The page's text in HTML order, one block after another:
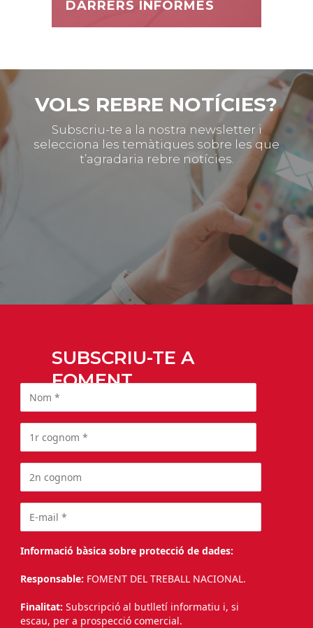
DARRERS INFORMES
VOLS REBRE NOTÍCIES?
Subscriu-te a la nostra newsletter i
selecciona les temàtiques sobre les que
t’agradaria rebre notícies.
SUBSCRIU-TE A
FOMENT
Informació bàsica sobre protecció de dades:
Responsable: FOMENT DEL TREBALL NACIONAL.
Finalitat: Subscripció al butlletí informatiu i, si
escau, per a prospecció comercial.